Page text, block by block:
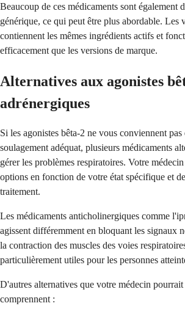
Beaucoup de ces médicaments sont également
générique, ce qui peut être plus abordable. Les
contiennent les mêmes ingrédients actifs et
efficacement que les versions de marque.
Alternatives aux agonistes
adrénergiques
Si les agonistes bêta-2 ne vous conviennent
soulagement adéquat, plusieurs médicaments
gérer les problèmes respiratoires. Votre
options en fonction de votre état spécifique et
traitement.
Les médicaments anticholinergiques comme
agissent différemment en bloquant les signaux
la contraction des muscles des voies
particulièrement utiles pour les personnes
D'autres alternatives que votre médecin
comprennent :